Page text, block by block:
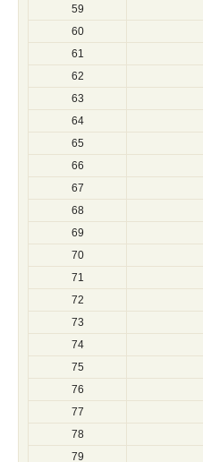
59
60
61
62
63
64
65
66
67
68
69
70
71
72
73
74
75
76
77
78
79